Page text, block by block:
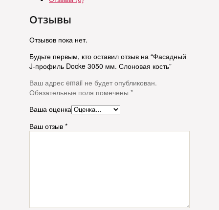
Отзывы
Отзывов пока нет.
Будьте первым, кто оставил отзыв на “Фасадный
J-профиль Docke 3050 мм. Слоновая кость”
Ваш адрес email не будет опубликован.
Обязательные поля помечены *
Ваша оценка
Ваш отзыв *